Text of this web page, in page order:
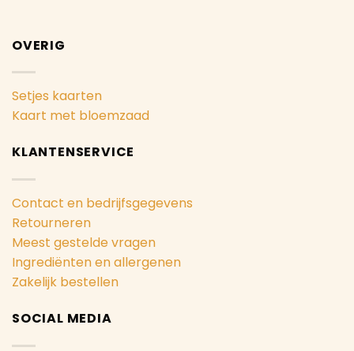
OVERIG
Setjes kaarten
Kaart met bloemzaad
KLANTENSERVICE
Contact en bedrijfsgegevens
Retourneren
Meest gestelde vragen
Ingrediënten en allergenen
Zakelijk bestellen
SOCIAL MEDIA